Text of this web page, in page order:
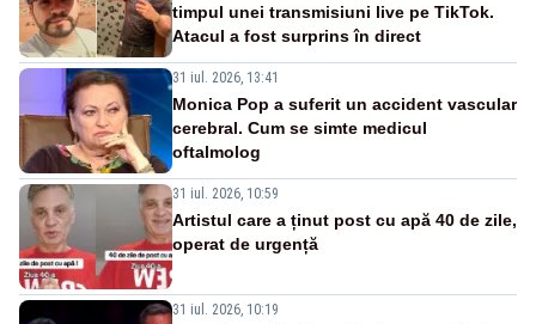
timpul unei transmisiuni live pe TikTok.
Atacul a fost surprins în direct
31 iul. 2026, 13:41
Monica Pop a suferit un accident vascular
cerebral. Cum se simte medicul
oftalmolog
31 iul. 2026, 10:59
Artistul care a ținut post cu apă 40 de zile,
operat de urgență
31 iul. 2026, 10:19